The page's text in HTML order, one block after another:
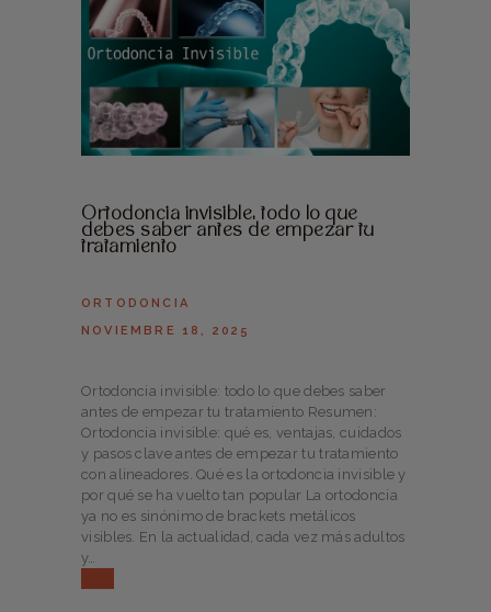
NOVEDADES
CONTACTO
Ortodoncia invisible: todo lo que
debes saber antes de empezar tu
tratamiento
ORTODONCIA
NOVIEMBRE 18, 2025
Ortodoncia invisible: todo lo que debes saber
antes de empezar tu tratamiento Resumen:
Ortodoncia invisible: qué es, ventajas, cuidados
y pasos clave antes de empezar tu tratamiento
con alineadores. Qué es la ortodoncia invisible y
por qué se ha vuelto tan popular La ortodoncia
ya no es sinónimo de brackets metálicos
visibles. En la actualidad, cada vez más adultos
y…